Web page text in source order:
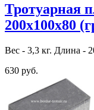
Тротуарная
200х100х80
Вес - 3,3 кг. Длина -
630 руб.